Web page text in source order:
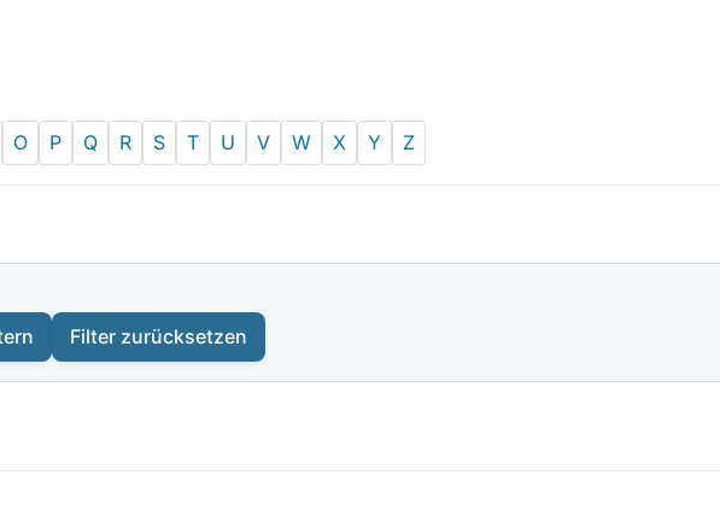
O P Q R S T U V W X Y Z
Filter zurücksetzen